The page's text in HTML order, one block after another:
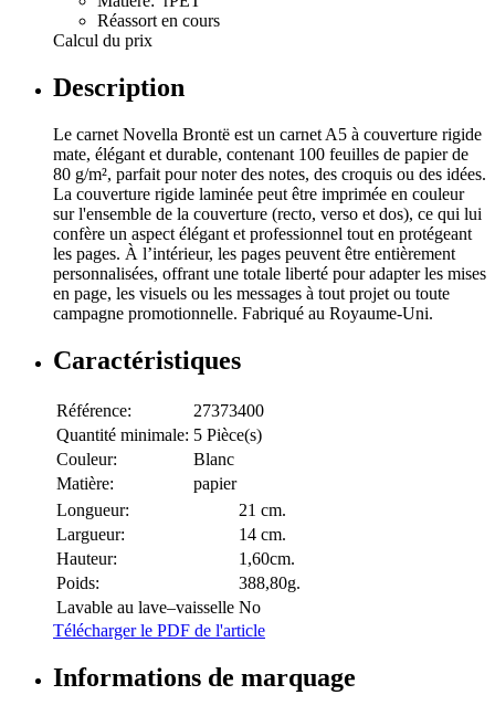
Réassort en cours
Calcul du prix
Description
Le carnet Novella Brontë est un carnet A5 à couverture rigide
mate, élégant et durable, contenant 100 feuilles de papier de
80 g/m², parfait pour noter des notes, des croquis ou des idées.
La couverture rigide laminée peut être imprimée en couleur
sur l'ensemble de la couverture (recto, verso et dos), ce qui lui
confère un aspect élégant et professionnel tout en protégeant
les pages. À l’intérieur, les pages peuvent être entièrement
personnalisées, offrant une totale liberté pour adapter les mises
en page, les visuels ou les messages à tout projet ou toute
campagne promotionnelle. Fabriqué au Royaume-Uni.
Caractéristiques
Référence:
27373400
Quantité minimale: 5 Pièce(s)
Couleur:
Blanc
Matière:
papier
Longueur:
21 cm.
Largueur:
14 cm.
Hauteur:
1,60cm.
Poids:
388,80g.
Lavable au lave–vaisselle No
Télécharger le PDF de l'article
Informations de marquage